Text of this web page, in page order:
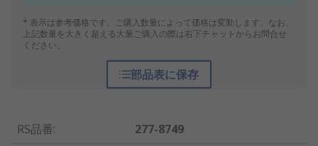
* 表示は参考価格です。ご購入数量によって価格は変動します。なお、
上記数量を大きく超える大量ご購入の際は右下チャットからお問合せ
ください。
部品表に保存
RS品番:
277-8749